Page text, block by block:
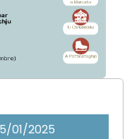
01/2025